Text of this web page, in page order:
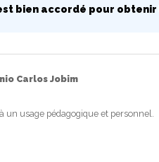
bien accordé pour obtenir
Carlos Jobim
un usage pédagogique et personnel.